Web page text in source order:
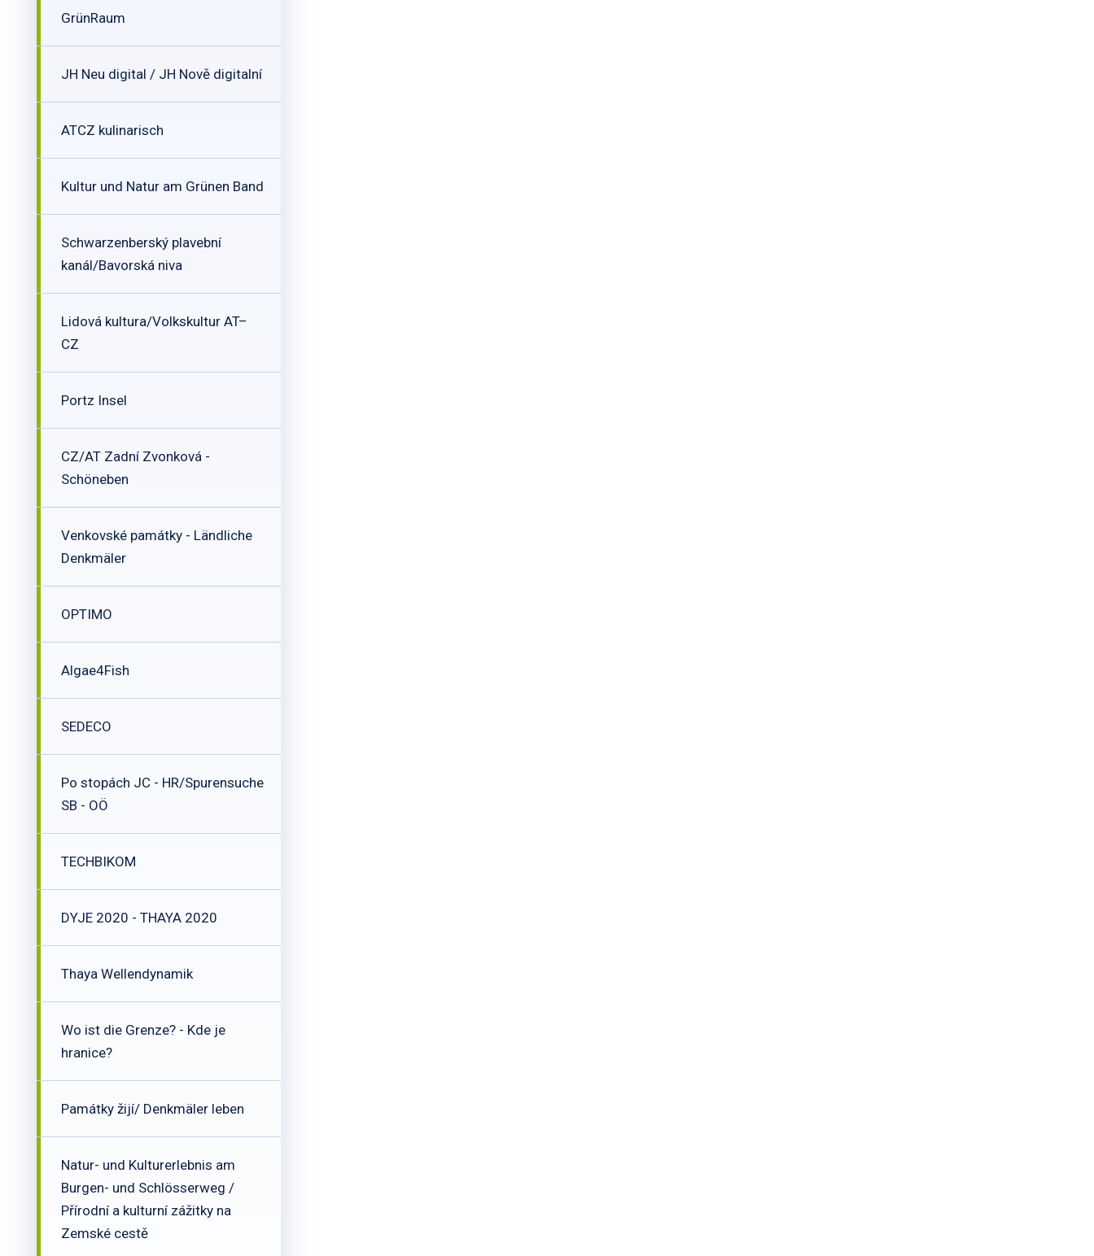
GrünRaum
JH Neu digital / JH Nově digitalní
ATCZ kulinarisch
Kultur und Natur am Grünen Band
Schwarzenberský plavební
kanál/Bavorská niva
Lidová kultura/Volkskultur AT–
CZ
Portz Insel
CZ/AT Zadní Zvonková -
Schöneben
Venkovské památky - Ländliche
Denkmäler
OPTIMO
Algae4Fish
SEDECO
Po stopách JC - HR/Spurensuche
SB - OÖ
TECHBIKOM
DYJE 2020 - THAYA 2020
Thaya Wellendynamik
Wo ist die Grenze? - Kde je
hranice?
Památky žijí/ Denkmäler leben
Natur- und Kulturerlebnis am
Burgen- und Schlösserweg /
Přírodní a kulturní zážitky na
Zemské cestě